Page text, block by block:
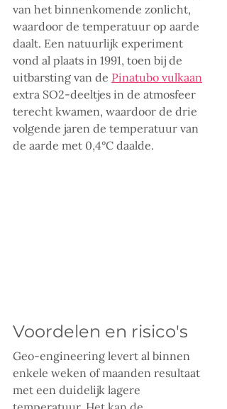
van het binnenkomende zonlicht,
waardoor de temperatuur op aarde
daalt. Een natuurlijk experiment
vond al plaats in 1991, toen bij de
uitbarsting van de Pinatubo vulkaan
extra SO2-deeltjes in de atmosfeer
terecht kwamen, waardoor de drie
volgende jaren de temperatuur van
de aarde met 0,4°C daalde.
Voordelen en risico's
Geo-engineering levert al binnen
enkele weken of maanden resultaat
met een duidelijk lagere